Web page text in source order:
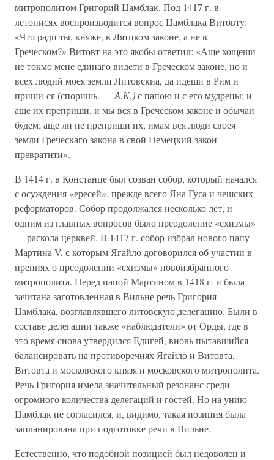
митрополитом Григорий Цамблак. Под 1417 г. в
летописях воспроизводится вопрос Цамблака Витовту:
«Что ради ты, княже, в Лятцком законе, а не в
Греческом?» Витовт на это якобы ответил: «Аще хощеши
не токмо мене единаго видети в Греческом законе, но и
всех людий моея земли Литовскиа, да идеши в Рим и
приши-ся (споришь. —А.К.)с папою и с его мудрецы; и
аще их преприши, и мы вся в Греческом законе и обычаи
будем; аще ли не преприши их, имам вся люди своея
земли Греческаго закона в свой Немецкий закон
превратити».
В 1414 г. в Констанце был созван собор, который начался
с осуждения «ересей», прежде всего Яна Гуса и чешских
реформаторов. Собор продолжался несколько лет, и
одним из главных вопросов было преодоление «схизмы»
— раскола церквей. В 1417 г. собор избрал нового папу
Мартина V, с которым Ягайло договорился об участии в
прениях о преодолении «схизмы» новоизбранного
митрополита. Перед папой Мартином в 1418 г. и была
зачитана заготовленная в Вильне речь Григория
Цамблака, возглавлявшего литовскую делегацию. Были в
составе делегации также «наблюдатели» от Орды, где в
это время снова утвердился Едигей, вновь пытавшийся
балансировать на противоречиях Ягайло и Витовта,
Витовта и московского князя и московского митрополита.
Речь Григория имела значительный резонанс среди
огромного количества делегаций и гостей. Но на унию
Цамблак не согласился, и, видимо, такая позиция была
запланирована при подготовке речи в Вильне.
Естественно, что подобной позицией был недоволен и